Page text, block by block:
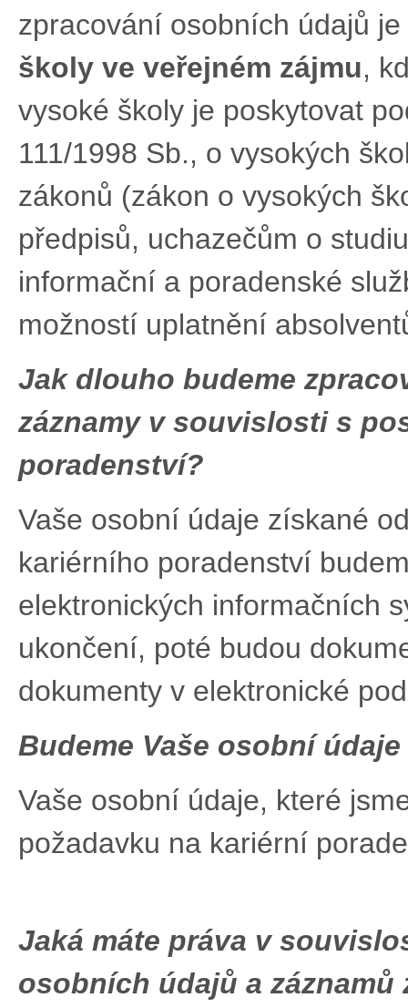
zpracování osobních údajů je
školy ve veřejném zájmu,
vysoké školy je poskytovat
111/1998 Sb., o vysokých
zákonů (zákon o vysokých
předpisů, uchazečům o
informační a poradenské
možností uplatnění
Jak dlouho budeme
záznamy v souvislosti s
poradenství?
Vaše osobní údaje získané
kariérního poradenství
elektronických informačních
ukončení, poté budou
dokumenty v elektronické
Budeme Vaše osobní
Vaše osobní údaje, které
požadavku na kariérní
Jaká máte práva v
osobních údajů a záznamů